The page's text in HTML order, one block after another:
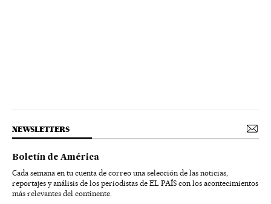
NEWSLETTERS
Boletín de América
Cada semana en tu cuenta de correo una selección de las noticias,
reportajes y análisis de los periodistas de EL PAÍS con los acontecimientos
más relevantes del continente.